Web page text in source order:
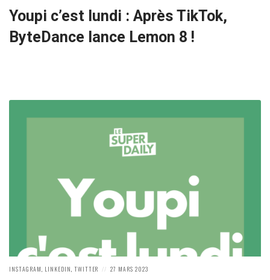
Youpi c’est lundi : Après TikTok,
ByteDance lance Lemon 8 !
POSTED
INSTAGRAM, LINKEDIN, TWITTER
POSTED
27 MARS 2023